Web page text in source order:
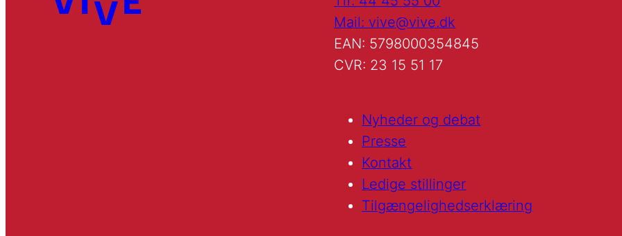
Mail: vive@vive.dk
EAN: 5798000354845
CVR: 23 15 51 17
Nyheder og debat
Presse
Kontakt
Ledige stillinger
Tilgængelighedserklæring